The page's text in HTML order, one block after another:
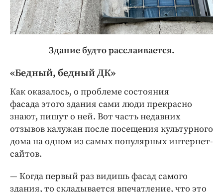
Здание будто расслаивается.
«Бедный, бедный ДК»
Как оказалось, о проблеме состояния
фасада этого здания сами люди прекрасно
знают, пишут о ней. Вот часть недавних
отзывов калужан после посещения культурного
дома на одном из самых популярных интернет-
сайтов.
— Когда первый раз видишь фасад самого
здания, то складывается впечатление, что это